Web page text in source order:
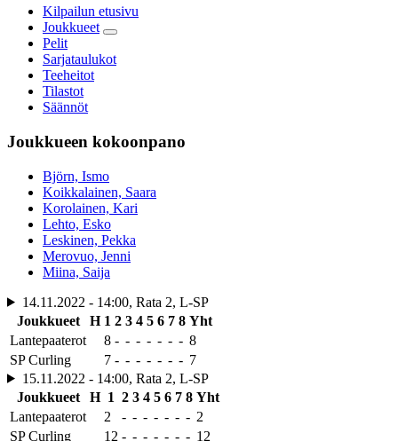
Kilpailun etusivu
Joukkueet
Pelit
Sarjataulukot
Teeheitot
Tilastot
Säännöt
Joukkueen kokoonpano
Björn, Ismo
Koikkalainen, Saara
Korolainen, Kari
Lehto, Esko
Leskinen, Pekka
Merovuo, Jenni
Miina, Saija
14.11.2022 - 14:00, Rata 2, L-SP
Joukkueet
H 1 2 3 4 5 6 7 8 Yht
Lantepaaterot
8 - - - - - - - 8
SP Curling
7 - - - - - - - 7
15.11.2022 - 14:00, Rata 2, L-SP
Joukkueet
H 1 2 3 4 5 6 7 8 Yht
Lantepaaterot
2 - - - - - - - 2
SP Curling
12 - - - - - - - 12